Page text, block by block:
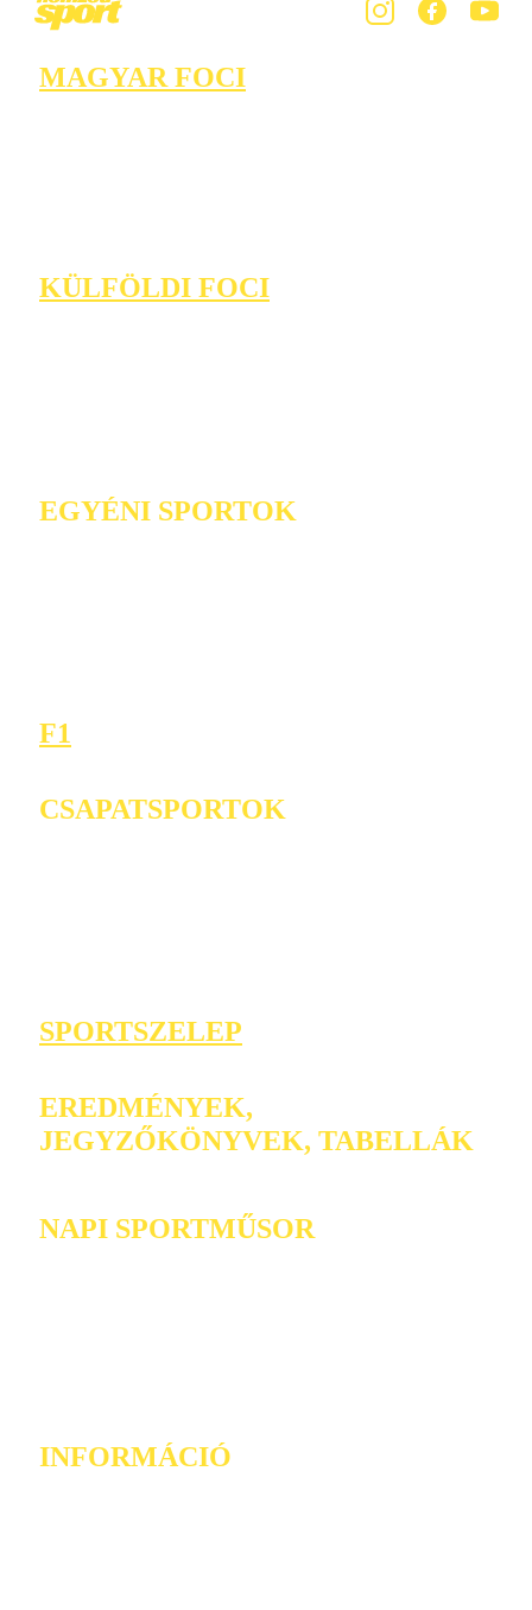
MAGYAR FOCI
KÜLFÖLDI FOCI
EGYÉNI SPORTOK
F1
CSAPATSPORTOK
SPORTSZELEP
EREDMÉNYEK,
JEGYZŐKÖNYVEK, TABELLÁK
NAPI SPORTMŰSOR
INFORMÁCIÓ